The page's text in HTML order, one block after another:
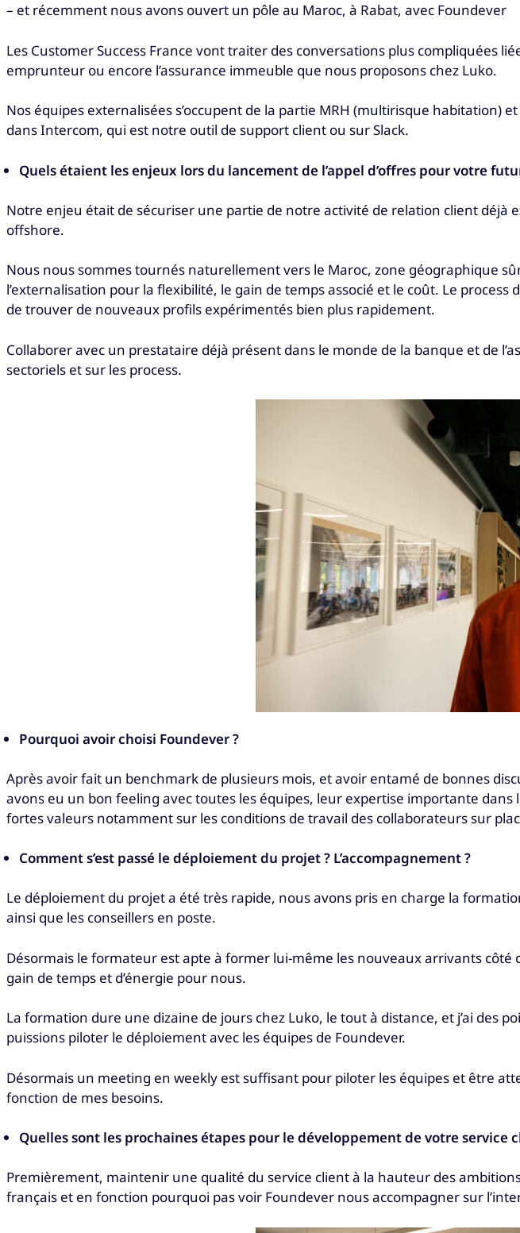
– et récemment nous avons ouvert un pôle au Maroc, à Rabat, avec Foundever
Les Customer Success France vont traiter des conversations plus compliquées
emprunteur ou encore l’assurance immeuble que nous proposons chez Luko.
Nos équipes externalisées s’occupent de la partie MRH (multirisque
dans Intercom, qui est notre outil de support client ou sur Slack.
Quels étaient les enjeux lors du lancement de l’appel d’offres pour votre
Notre enjeu était de sécuriser une partie de notre activité de relation client
offshore.
Nous nous sommes tournés naturellement vers le Maroc, zone géographique
l’externalisation pour la flexibilité, le gain de temps associé et le coût. Le
de trouver de nouveaux profils expérimentés bien plus rapidement.
Collaborer avec un prestataire déjà présent dans le monde de la banque et de
sectoriels et sur les process.
Pourquoi avoir choisi Foundever ?
Après avoir fait un benchmark de plusieurs mois, et avoir entamé de bonnes
avons eu un bon feeling avec toutes les équipes, leur expertise importante
fortes valeurs notamment sur les conditions de travail des collaborateurs sur
Comment s’est passé le déploiement du projet ? L’accompagnement ?
Le déploiement du projet a été très rapide, nous avons pris en charge la
ainsi que les conseillers en poste.
Désormais le formateur est apte à former lui-même les nouveaux arrivants
gain de temps et d’énergie pour nous.
La formation dure une dizaine de jours chez Luko, le tout à distance, et j’ai des
puissions piloter le déploiement avec les équipes de Foundever.
Désormais un meeting en weekly est suffisant pour piloter les équipes et être
fonction de mes besoins.
Quelles sont les prochaines étapes pour le développement de votre service
Premièrement, maintenir une qualité du service client à la hauteur des
français et en fonction pourquoi pas voir Foundever nous accompagner sur